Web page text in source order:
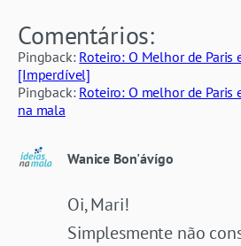
Comentários:
Pingback: Roteiro: O Melhor de Paris
[Imperdível]
Pingback: Roteiro: O melhor de Paris
na mala
Wanice Bon'ávígo
Oi, Mari!
Simplesmente não